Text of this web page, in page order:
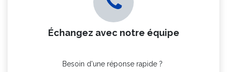
Échangez avec notre équipe
Besoin d'une réponse rapide ?